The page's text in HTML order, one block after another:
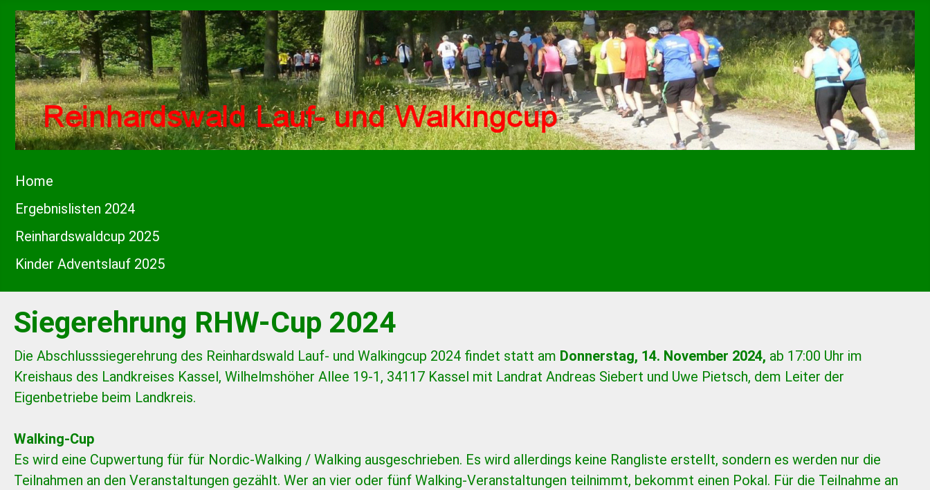
Home
Ergebnislisten 2024
Reinhardswaldcup 2025
Kinder Adventslauf 2025
Siegerehrung RHW-Cup 2024
Die Abschlusssiegerehrung des Reinhardswald Lauf- und Walkingcup 2024 findet statt am Donnerstag, 14. November 2024, ab 17:00 Uhr im
Kreishaus des Landkreises Kassel, Wilhelmshöher Allee 19-1, 34117 Kassel mit Landrat Andreas Siebert und Uwe Pietsch, dem Leiter der
Eigenbetriebe beim Landkreis.
Walking-Cup
Es wird eine Cupwertung für für Nordic-Walking / Walking ausgeschrieben. Es wird allerdings keine Rangliste erstellt, sondern es werden nur die
Teilnahmen an den Veranstaltungen gezählt. Wer an vier oder fünf Walking-Veranstaltungen teilnimmt, bekommt einen Pokal. Für die Teilnahme an